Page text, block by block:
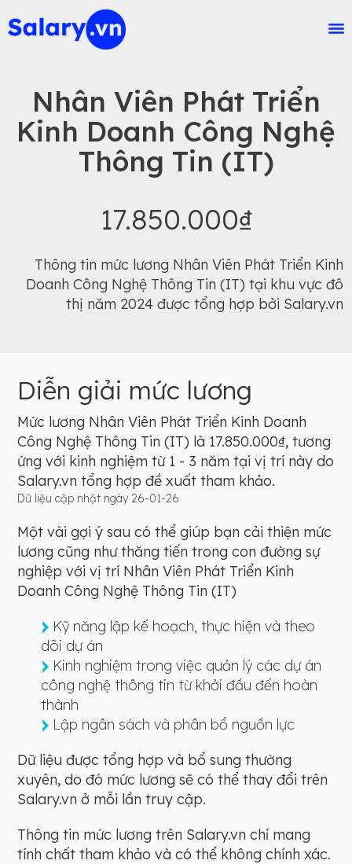
Nhân Viên Phát Triển
Kinh Doanh Công Nghệ
Thông Tin (IT)
17.850.000₫
Thông tin mức lương Nhân Viên Phát Triển Kinh
Doanh Công Nghệ Thông Tin (IT) tại khu vực đô
thị năm 2024 được tổng hợp bởi Salary.vn
Diễn giải mức lương
Mức lương Nhân Viên Phát Triển Kinh Doanh
Công Nghệ Thông Tin (IT) là 17.850.000₫, tương
ứng với kinh nghiệm từ 1 - 3 năm tại vị trí này do
Salary.vn tổng hợp đề xuất tham khảo.
Dữ liệu cập nhật ngày 26-01-26
Một vài gợi ý sau có thể giúp bạn cải thiện mức
lương cũng như thăng tiến trong con đường sự
nghiệp với vị trí Nhân Viên Phát Triển Kinh
Doanh Công Nghệ Thông Tin (IT)
Kỹ năng lập kế hoạch, thực hiện và theo
dõi dự án
Kinh nghiệm trong việc quản lý các dự án
công nghệ thông tin từ khởi đầu đến hoàn
thành
Lập ngân sách và phân bổ nguồn lực
Dữ liệu được tổng hợp và bổ sung thường
xuyên, do đó mức lương sẽ có thể thay đổi trên
Salary.vn ở mỗi lần truy cập.
Thông tin mức lương trên Salary.vn chỉ mang
tính chất tham khảo và có thể không chính xác.